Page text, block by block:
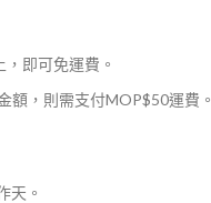
即可免運費。
額，則需支付MOP$50運費。
天。